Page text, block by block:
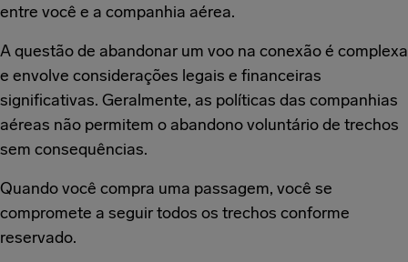
entre você e a companhia aérea.
A questão de abandonar um voo na conexão é complexa
e envolve considerações legais e financeiras
significativas. Geralmente, as políticas das companhias
aéreas não permitem o abandono voluntário de trechos
sem consequências.
Quando você compra uma passagem, você se
compromete a seguir todos os trechos conforme
reservado.